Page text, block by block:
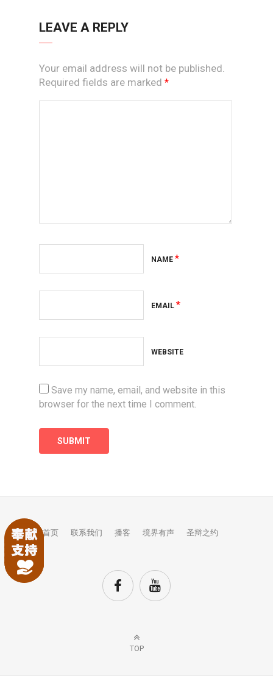
LEAVE A REPLY
Your email address will not be published.
Required fields are marked *
NAME *
EMAIL *
WEBSITE
Save my name, email, and website in this
browser for the next time I comment.
首页 联系我们 播客 境界有声 圣辩之约
TOP